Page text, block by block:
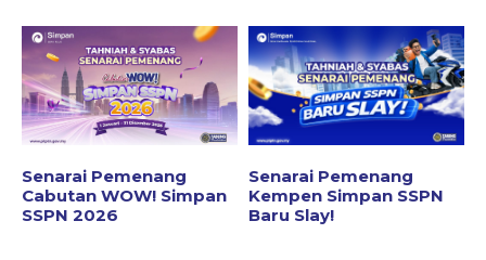
Senarai Pemenang
Cabutan WOW! Simpan
SSPN 2026
Senarai Pemenang
Kempen Simpan SSPN
Baru Slay!